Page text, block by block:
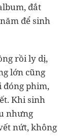
đắt
để sinh
rồi ly dị,
lớn cũng
đóng phim,
Khi sinh
nhưng
nứt, không